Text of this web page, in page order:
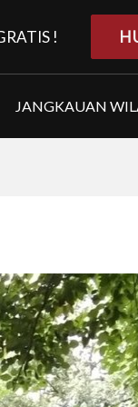
!
JANGKAUAN